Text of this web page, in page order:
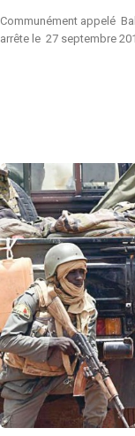
Communément appelé
arrête le 27 septembre